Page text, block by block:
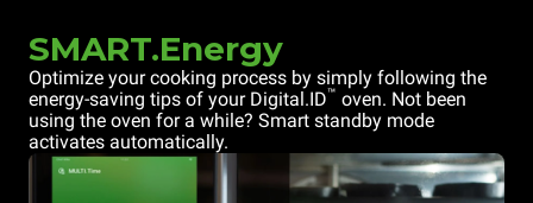
SMART.Energy
Optimize your cooking process by simply following the
energy-saving tips of your Digital.ID™ oven. Not been
using the oven for a while? Smart standby mode
activates automatically.